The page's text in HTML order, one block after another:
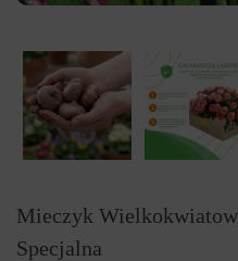
Mieczyk
Specjalna